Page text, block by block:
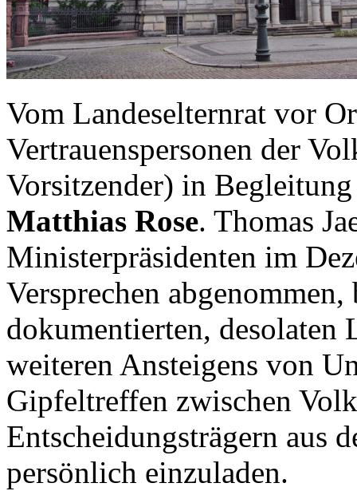
Vom Landeselternrat vor
Vertrauenspersonen der
Vorsitzender) in
Matthias Rose. Thomas
Ministerpräsidenten im
Versprechen
dokumentierten, desolaten
weiteren Ansteigens von
Gipfeltreffen zwischen
Entscheidungsträgern aus
persönlich einzuladen.